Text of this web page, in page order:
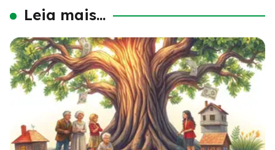
Leia mais...